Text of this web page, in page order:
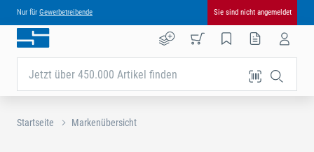
Nur für Gewerbetreibende Sie sind nicht angemeldet
Jetzt über 450.000 Artikel finden
Startseite Markenübersicht